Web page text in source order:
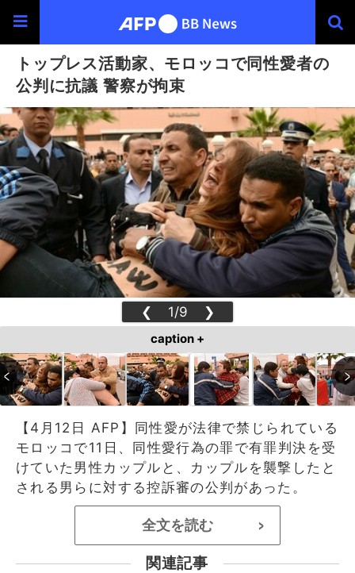
トップレス活動家、モロッコで同性愛者の
公判に抗議 警察が拘束
❮ 1/9 ❯
caption +
【4月12日 AFP】同性愛が法律で禁じられている
モロッコで11日、同性愛行為の罪で有罪判決を受
けていた男性カップルと、カップルを襲撃したと
される男らに対する控訴審の公判があった。
全文を読む >
関連記事